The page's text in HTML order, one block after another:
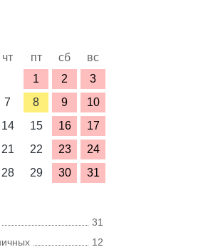
чт пт сб
вс
1
2
3
7 8 9
10
14 15 16
17
21 22 23
24
28 29 30 31
31
12